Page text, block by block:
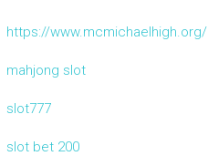
https://www.mcmichaelhigh.org/
mahjong slot
slot777
slot bet 200